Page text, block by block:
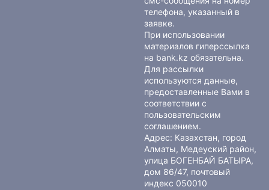
телефона, указанный в
заявке.
При использовании
материалов гиперссылка
на bank.kz обязательна.
Для рассылки
используются данные,
предоставленные Вами в
соответствии с
пользовательским
соглашением.
Адрес: Казахстан, город
Алматы, Медеуский район,
улица БОГЕНБАЙ БАТЫРА,
дом 86/47, почтовый
индекс 050010